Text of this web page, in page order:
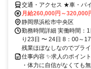
交通・アクセス ★車・バ
月給260,000円～320,000
静岡県浜松市中央区
勤務時間詳細 実働時間：
り23日 〜 24日 8：00～
残業ほぼなしなのでプラ
仕事内容 ✨求人のポイン
・体力に自信がなくても